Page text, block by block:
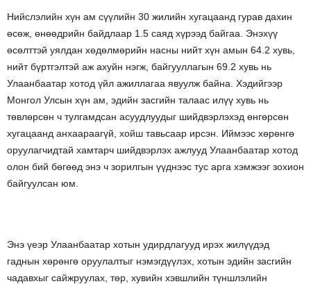
Нийслэлийн хүн ам сүүлийн 30 жилийн хугацаанд гурав дахин
өсөж, өнөөдрийн байдлаар 1.5 саяд хүрээд байгаа. Энэхүү
өсөлттэй уялдан хөдөлмөрийн насны нийт хүн амын 64.2 хувь,
нийт бүртгэлтэй аж ахуйн нэгж, байгууллагын 69.2 хувь нь
Улаанбаатар хотод үйл ажиллагаа явуулж байна. Хэдийгээр
Монгол Улсын хүн ам, эдийн засгийн талаас илүү хувь нь
төвлөрсөн ч тулгамдсан асуудлуудыг шийдвэрлэхэд өнгөрсөн
хугацаанд анхаараагүй, хойш тавьсаар ирсэн. Иймээс хөрөнгө
оруулагчидтай хамтарч шийдвэрлэх ажлууд Улаанбаатар хотод
олон бий бөгөөд энэ ч зорилгын үүднээс тус арга хэмжээг зохион
байгуулсан юм.
Энэ үеэр Улаанбаатар хотын удирдлагууд ирэх жилүүдэд
гаднын хөрөнгө оруулалтыг нэмэгдүүлэх, хотын эдийн засгийн
чадавхыг сайжруулах, төр, хувийн хэвшлийн түншлэлийн